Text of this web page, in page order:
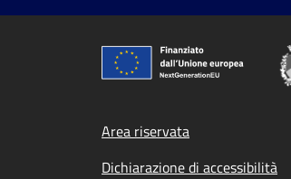
Footer menu
Area riservata
Dichiarazione di accessibilità